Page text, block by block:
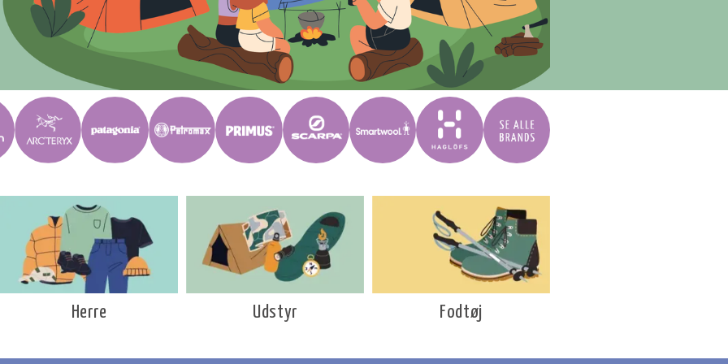
Herre Udstyr Fodtøj